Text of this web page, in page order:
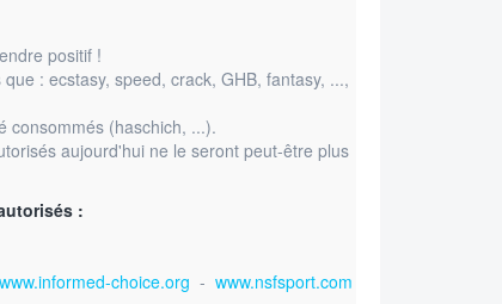
positif !
: ecstasy, speed, crack, GHB, fantasy, ...,
consommés (haschich, ...).
aujourd'hui ne le seront peut-être plus
:
www.informed-choice.org - www.nsfsport.com